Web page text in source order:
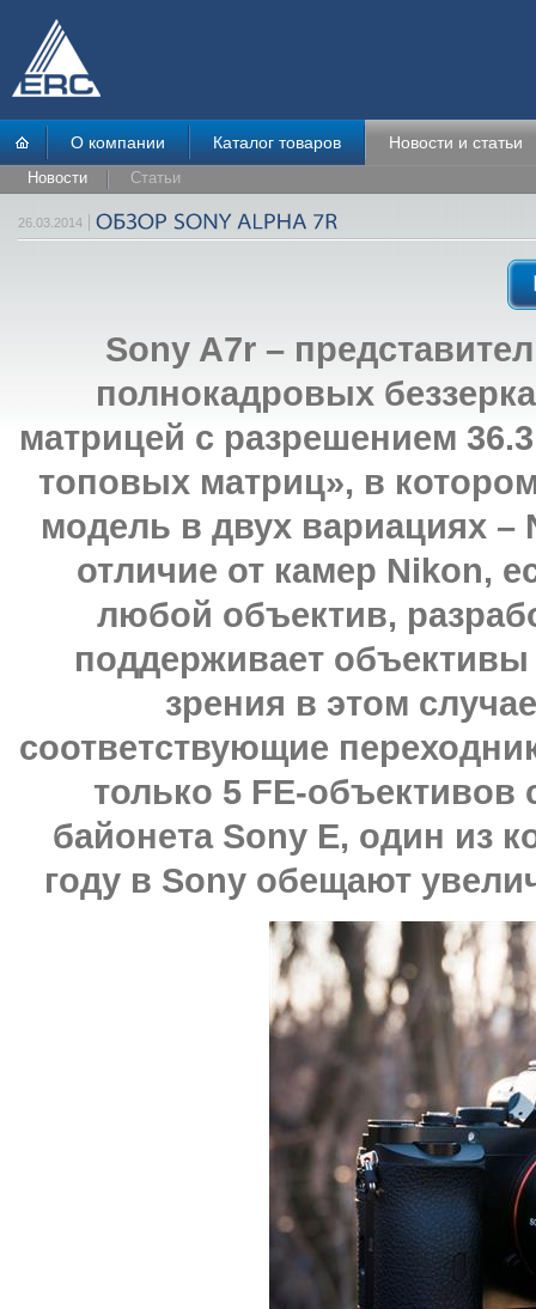
О компании Каталог товаров Новости и статьи
Новости Статьи
26.03.2014
Sony A7r –
полнокадровых
матрицей с разрешением
топовых матриц», в
модель в двух вариациях –
отличие от камер Nikon,
любой объектив,
поддерживает объективы
зрения в этом
соответствующие
только 5 FE-
байонета Sony E, один из
году в Sony обещают